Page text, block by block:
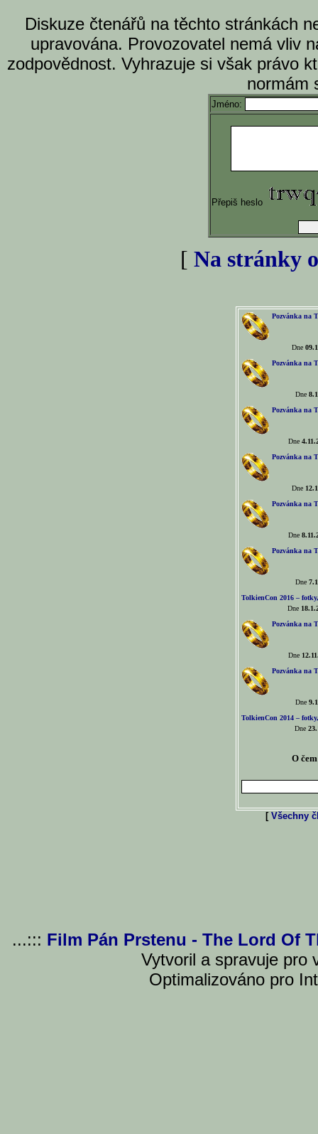
Diskuze čtenářů na těchto stránkách
upravována. Provozovatel nemá vliv
zodpovědnost. Vyhrazuje si však právo
normám
Jméno:
Přepiš heslo
[ Na stránky
Pozvánka na
Dne
Pozvánka na
Dne
Pozvánka na
Dne
Pozvánka na
Dne
Pozvánka na
Dne
Pozvánka na
Dne
TolkienCon 2016 –
Dne
Pozvánka na
Dne
Pozvánka na
Dne
TolkienCon 2014 –
Dne
O
[ Všechny
...::: Film Pán Prstenu - The Lord Of
Vytvoril a spravuje pro
Optimalizováno pro